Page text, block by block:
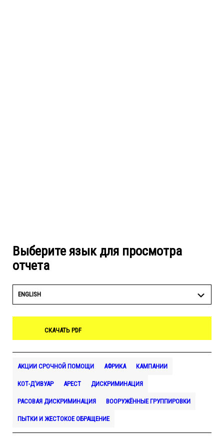
Выберите язык для просмотра
отчета
ENGLISH
СКАЧАТЬ PDF
АКЦИИ СРОЧНОЙ ПОМОЩИ АФРИКА КАМПАНИИ
КОТ-Д'ИВУАР АРЕСТ ДИСКРИМИНАЦИЯ
РАСОВАЯ ДИСКРИМИНАЦИЯ ВООРУЖЁННЫЕ ГРУППИРОВКИ
ПЫТКИ И ЖЕСТОКОЕ ОБРАЩЕНИЕ